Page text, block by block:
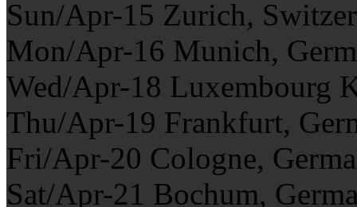
Sun/Apr-15 Zurich,
Mon/Apr-16 Munich,
Wed/Apr-18 Luxembourg
Thu/Apr-19 Frankfurt,
Fri/Apr-20 Cologne,
Sat/Apr-21 Bochum,